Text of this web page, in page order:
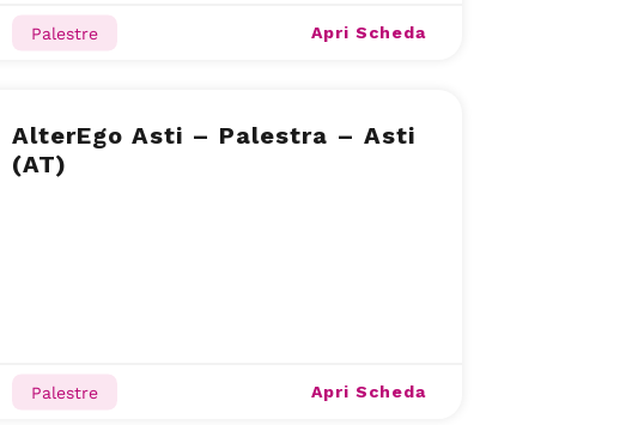
Palestre Apri Scheda
AlterEgo Asti – Palestra – Asti
(AT)
Palestre Apri Scheda